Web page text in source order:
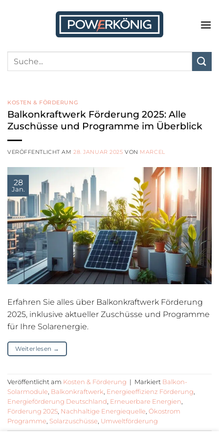
KOSTEN & FÖRDERUNG
Balkonkraftwerk Förderung 2025: Alle
Zuschüsse und Programme im Überblick
VERÖFFENTLICHT AM28. JANUAR 2025 VON MARCEL
28
Jan.
Erfahren Sie alles über Balkonkraftwerk Förderung
2025, inklusive aktueller Zuschüsse und Programme
für Ihre Solarenergie.
Weiterlesen →
Veröffentlicht am Kosten & Förderung | Markiert Balkon-
Solarmodule Balkonkraftwerk Energieeffizienz Förderung
Energieförderung Deutschland Erneuerbare Energien
Förderung 2025 Nachhaltige Energiequelle Ökostrom
Programme Solarzuschüsse Umweltförderung